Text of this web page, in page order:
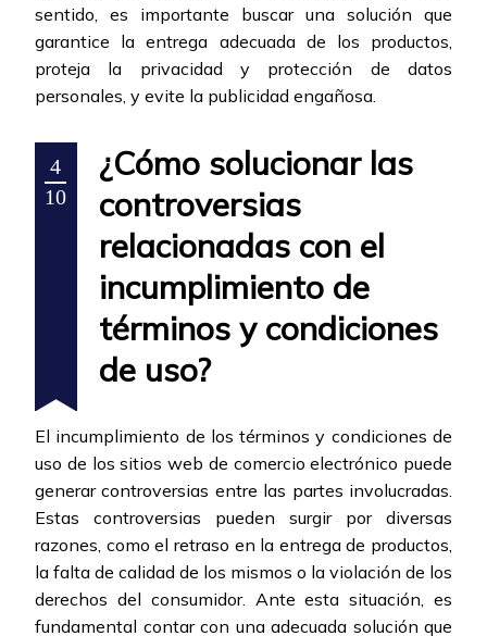
sentido, es importante buscar una solución que
garantice la entrega adecuada de los productos,
proteja la privacidad y protección de datos
personales, y evite la publicidad engañosa.
4
10
¿Cómo solucionar las
controversias
relacionadas con el
incumplimiento de
términos y condiciones
de uso?
El incumplimiento de los términos y condiciones de
uso de los sitios web de comercio electrónico puede
generar controversias entre las partes involucradas.
Estas controversias pueden surgir por diversas
razones, como el retraso en la entrega de productos,
la falta de calidad de los mismos o la violación de los
derechos del consumidor. Ante esta situación, es
fundamental contar con una adecuada solución que